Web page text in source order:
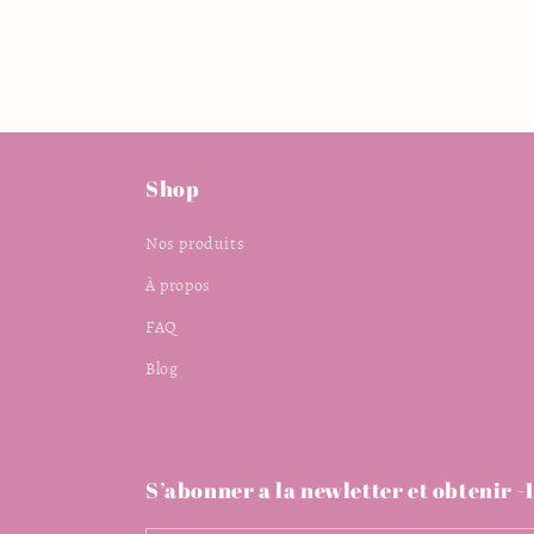
Shop
Nos produits
À propos
FAQ
Blog
S’abonner a la newletter et obtenir